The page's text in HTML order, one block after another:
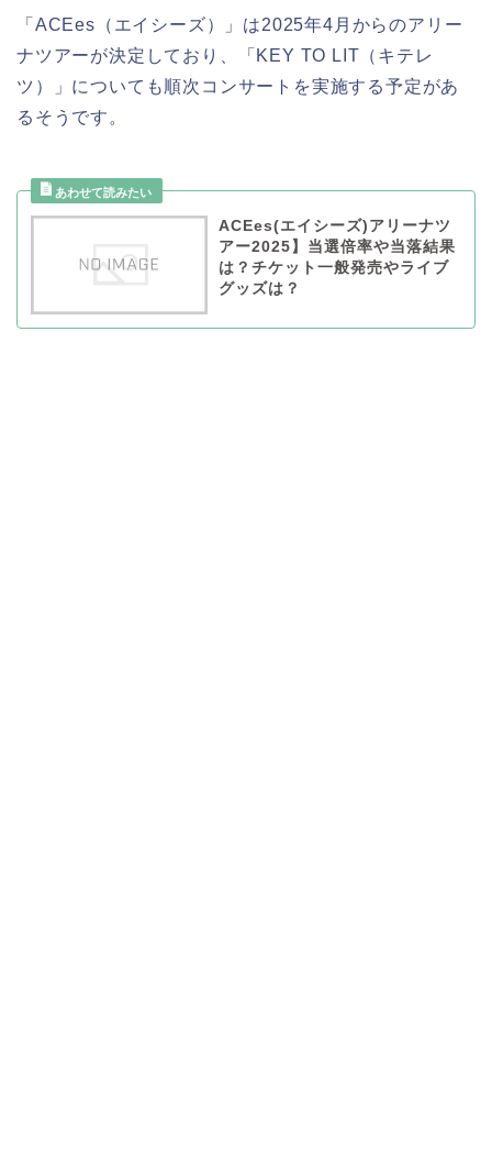
「ACEes（エイシーズ）」は2025年4月からのアリー
ナツアーが決定しており、「KEY TO LIT（キテレ
ツ）」についても順次コンサートを実施する予定があ
るそうです。
ACEes(エイシーズ)アリーナツ
アー2025】当選倍率や当落結果
は？チケット一般発売やライブ
グッズは？